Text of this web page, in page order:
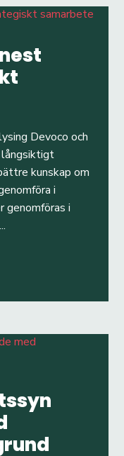
Devoco och
kunskap om
i
genomföras i